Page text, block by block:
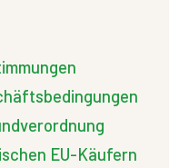
EU-Käufern